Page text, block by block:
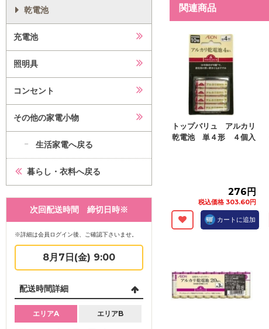
乾電池
充電池
照明具
コンセント
その他の家電小物
生活家電へ戻る
暮らし・衣料へ戻る
次回配送時間 締切日時※
※詳細は会員ログイン後、ご確認下さいませ。
8月7日(金) 9:00
配送時間詳細
エリアA エリアB
関連商品
トップバリュ アルカリ
乾電池 単４形 ４個入
276円
税込価格 303.60円
カートに追加